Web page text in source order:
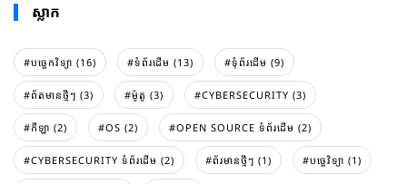
ស្លាក
#បច្ចេកវិទ្យា (16) #ទំព័រដេីម (13) #ទំុព័រដេីម (9)
#ព័តមានថ្មីៗ (3) #ម៉ូតូ (3) #CYBERSECURITY (3)
#កីឡា (2) #OS (2) #OPEN SOURCE ទំព័រដើម (2)
#CYBERSECURITY ទំព័រដើម (2) #ព័រមានថ្មីៗ (1) #បច្ចេវិទ្យា (1)